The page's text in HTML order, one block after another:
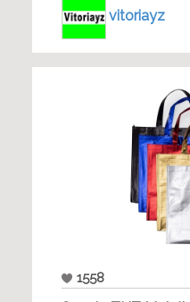
vitoriayz
1558